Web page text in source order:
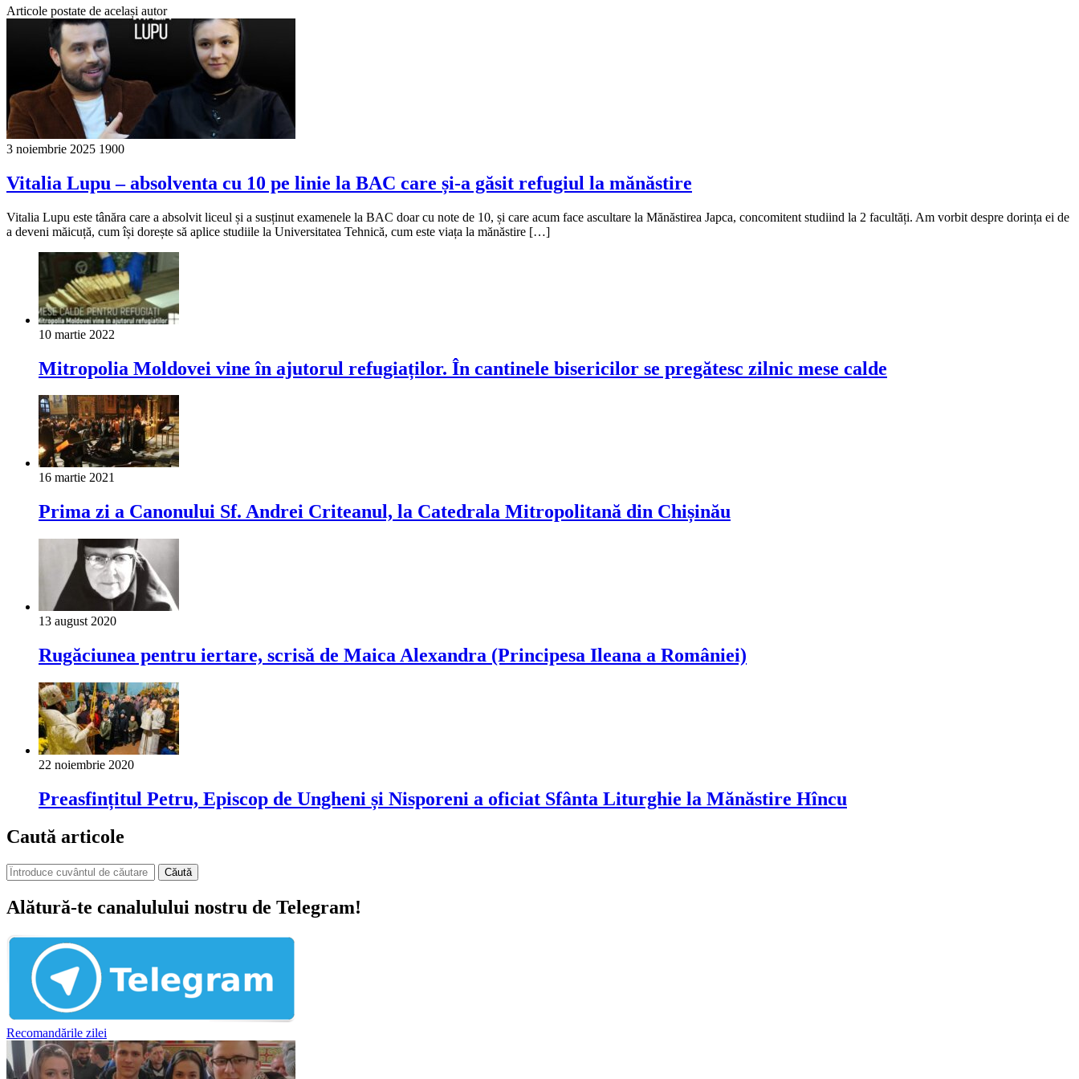
Articole postate de același autor
3 noiembrie 2025 1900
Vitalia Lupu – absolventa cu 10 pe linie la BAC care și-a găsit refugiul la mănăstire
Vitalia Lupu este tânăra care a absolvit liceul și a susținut examenele la BAC doar cu note de 10, și care acum face ascultare la Mănăstirea Japca, concomitent studiind la 2 facultăți. Am vorbit despre dorința ei de
a deveni măicuță, cum își dorește să aplice studiile la Universitatea Tehnică, cum este viața la mănăstire […]
10 martie 2022
Mitropolia Moldovei vine în ajutorul refugiaților. În cantinele bisericilor se pregătesc zilnic mese calde
16 martie 2021
Prima zi a Canonului Sf. Andrei Criteanul, la Catedrala Mitropolitană din Chișinău
13 august 2020
Rugăciunea pentru iertare, scrisă de Maica Alexandra (Principesa Ileana a României)
22 noiembrie 2020
Preasfințitul Petru, Episcop de Ungheni și Nisporeni a oficiat Sfânta Liturghie la Mănăstire Hîncu
Caută articole
Căută
Alătură-te canalulului nostru de Telegram!
Recomandările zilei